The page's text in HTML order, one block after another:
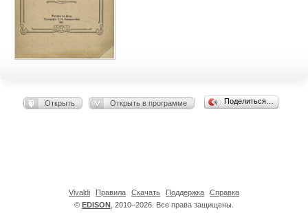
Открыть Открыть в программе Поделиться…
© EDISON , 2010–2026. Все права защищены.
Vivaldi Правила Скачать Поддержка Справка